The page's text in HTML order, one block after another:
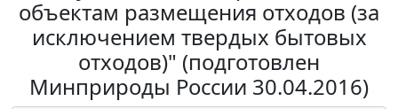
объектам размещения отходов (за
исключением твердых бытовых
отходов)" (подготовлен
Минприроды России 30.04.2016)